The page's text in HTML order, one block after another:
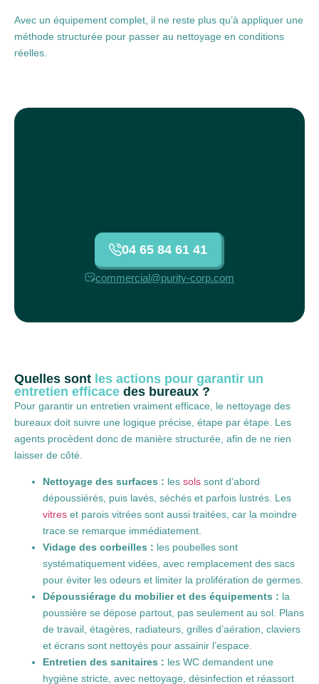
Avec un équipement complet, il ne reste plus qu’à appliquer une
méthode structurée pour passer au nettoyage en conditions
réelles.
04 65 84 61 41
commercial@purity-corp.com
Quelles sont les actions pour garantir un
entretien efficace des bureaux ?
Pour garantir un entretien vraiment efficace, le nettoyage des
bureaux doit suivre une logique précise, étape par étape. Les
agents procèdent donc de manière structurée, afin de ne rien
laisser de côté.
Nettoyage des surfaces : les sols sont d’abord
dépoussiérés, puis lavés, séchés et parfois lustrés. Les
vitres et parois vitrées sont aussi traitées, car la moindre
trace se remarque immédiatement.
Vidage des corbeilles : les poubelles sont
systématiquement vidées, avec remplacement des sacs
pour éviter les odeurs et limiter la prolifération de germes.
Dépoussiérage du mobilier et des équipements : la
poussière se dépose partout, pas seulement au sol. Plans
de travail, étagères, radiateurs, grilles d’aération, claviers
et écrans sont nettoyés pour assainir l’espace.
Entretien des sanitaires : les WC demandent une
hygiène stricte, avec nettoyage, désinfection et réassort